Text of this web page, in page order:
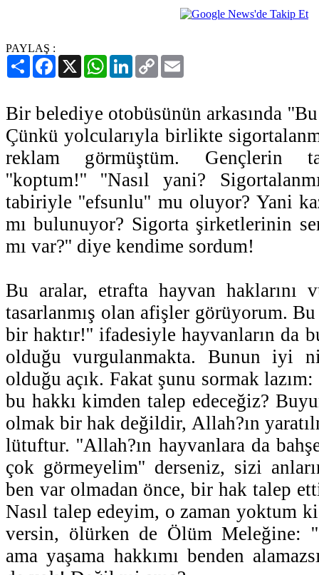
PAYLAŞ :
PaylaşFacebook
X WhatsAppLinkedIn
Copy
Link
Bir belediye otobüsünün arkasında
Çünkü yolcularıyla birlikte
reklam görmüştüm. Gençlerin
''koptum!'' ''Nasıl yani?
tabiriyle ''efsunlu'' mu oluyor? Yani
mı bulunuyor? Sigorta şirketlerinin
mı var?'' diye kendime sordum!
Bu aralar, etrafta hayvan haklarını
tasarlanmış olan afişler görüyorum.
bir haktır!'' ifadesiyle hayvanların da
olduğu vurgulanmakta. Bunun iyi
olduğu açık. Fakat şunu sormak
bu hakkı kimden talep edeceğiz?
olmak bir hak değildir, Allah?ın
lütuftur. ''Allah?ın hayvanlara da
çok görmeyelim'' derseniz, sizi
ben var olmadan önce, bir hak talep
Nasıl talep edeyim, o zaman yoktum
versin, ölürken de Ölüm Meleğine:
ama yaşama hakkımı benden